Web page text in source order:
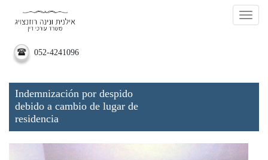
052-4241096
Indemnización por despido
debido a cambio de lugar de
residencia